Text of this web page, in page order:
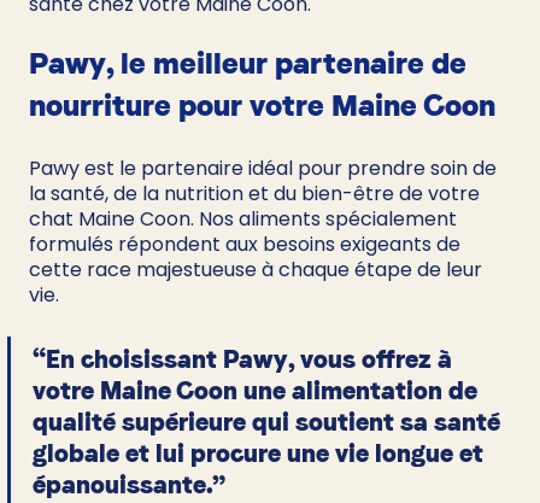
Pawy, le meilleur partenaire de
nourriture pour votre Maine Coon
Pawy est le partenaire idéal pour prendre soin de
la santé, de la nutrition et du bien-être de votre
chat Maine Coon. Nos aliments spécialement
formulés répondent aux besoins exigeants de
cette race majestueuse à chaque étape de leur
vie.
“En choisissant Pawy, vous offrez à
votre Maine Coon une alimentation de
qualité supérieure qui soutient sa santé
globale et lui procure une vie longue et
épanouissante.”